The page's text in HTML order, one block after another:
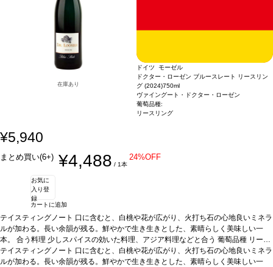
ご了承ください。
在庫あり
ドイツ モーゼル
ドクター・ローゼン ブルースレート リースリン
グ (2024)750ml
ヴァイングート・ドクター・ローゼン
葡萄品種:
リースリング
¥5,940
まとめ買い(6+) ¥4,488 / 1本
24%OFF
お気に
入り登
録
カートに追加
テイスティングノート 口に含むと、白桃や花が広がり、火打ち石の心地良いミネラ
ルが加わる。長い余韻が残る。鮮やかで生き生きとした、素晴らしく美味しい一
本。 合う料理 少しスパイスの効いた料理、アジア料理などと合う 葡萄品種 リース
リング 100%*本ヴィンテージが在庫切れの場合、在庫があり価格が同様の場合は
自動的に次のヴィンテージに変更されます、ご了承ください。
テイスティングノート 口に含むと、白桃や花が広がり、火打ち石の心地良いミネラ
ルが加わる。長い余韻が残る。鮮やかで生き生きとした、素晴らしく美味しい一